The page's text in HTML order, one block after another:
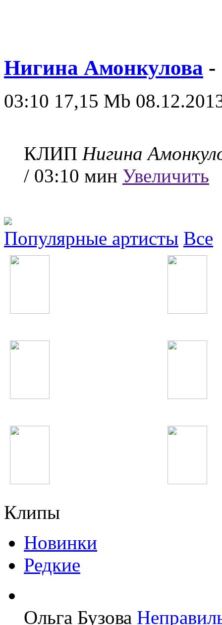
Нигина Амонкулова -
03:10 17,15 Mb
КЛИП Нигина
/ 03:10 мин Увеличить
Популярные артисты Все
Клипы
Новинки
Редкие
Ольга Бузова